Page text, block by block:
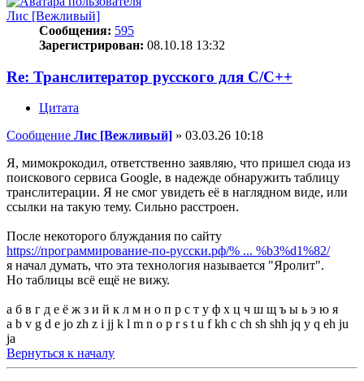
Лис [Вежливый]
Сообщения: 595
Зарегистрирован: 08.10.18 13:32
Re: Транслитератор русского для С/С++
Цитата
Сообщение Лис [Вежливый] » 03.03.26 10:18
Я, мимокрокодил, ответственно заявляю, что пришел сюда из
поискового сервиса Google, в надежде обнаружить таблицу
транслитерации. Я не смог увидеть её в наглядном виде, или
ссылки на такую тему. Сильно расстроен.
После некоторого блуждания по сайту
https://программирование-по-русски.рф/% ... %b3%d1%82/
я начал думать, что эта технология называется "Яролит".
Но таблицы всё ещё не вижу.
а б в г д е ё ж з и й к л м н о п р с т у ф х ц ч ш щ ъ ы ь э ю я
a b v g d e jo zh z i jj k l m n o p r s t u f kh c ch sh shh jq y q eh ju
ja
Вернуться к началу